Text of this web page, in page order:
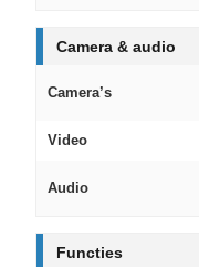
Camera & audio
Camera’s
Video
Audio
Functies